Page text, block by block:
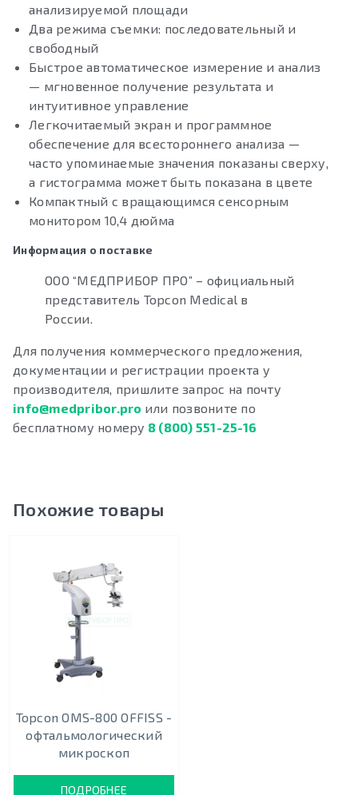
анализируемой площади
Два режима съемки: последовательный и
свободный
Быстрое автоматическое измерение и анализ
— мгновенное получение результата и
интуитивное управление
Легкочитаемый экран и программное
обеспечение для всестороннего анализа —
часто упоминаемые значения показаны сверху,
а гистограмма может быть показана в цвете
Компактный с вращающимся сенсорным
монитором 10,4 дюйма
Информация о поставке
ООО “МЕДПРИБОР ПРО” – официальный
представитель Topcon Medical в
России.
Для получения коммерческого предложения,
документации и регистрации проекта у
производителя, пришлите запрос на почту
info@medpribor.pro или позвоните по
бесплатному номеру 8 (800) 551-25-16
Похожие товары
Topcon OMS-800 OFFISS -
офтальмологический
микроскоп
ПОДРОБНЕЕ